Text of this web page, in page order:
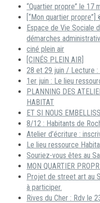
“Quartier propre” le 17
[“Mon quartier propre”]
Espace de Vie Sociale
démarches
ciné plein air
[CINÉS PLEIN AIR]
28 et 29 juin / Lecture
1er juin : Le lieu
PLANNING DES
HABITAT
ET SI NOUS
8/12 : Habitants de
Atelier d’écriture :
Le lieu ressource
Souriez-vous êtes au
MON QUARTIER
Projet de street art au
à participer.
Rives du Cher : Rdv le